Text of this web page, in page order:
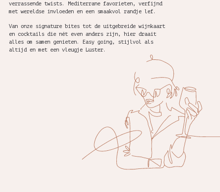
verrassende twists. Mediterrane favorieten, verfijnd
met wereldse invloeden en een smaakvol randje lef.
Van onze signature bites tot de uitgebreide wijnkaart
en cocktails die nét even anders zijn, hier draait
alles om samen genieten. Easy going, stijlvol als
altijd en met een vleugje Luster.